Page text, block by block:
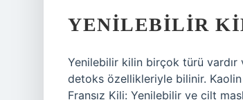
YENILEBILIR
Yenilebilir kilin birçok türü vardır
detoks özellikleriyle bilinir.
Fransız Kili: Yenilebilir ve cilt